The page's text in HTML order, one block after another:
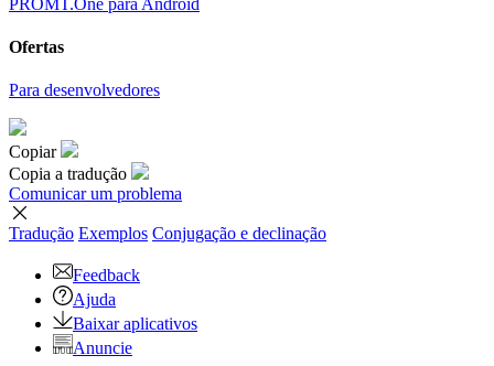
Ofertas
Para desenvolvedores
Copiar
Copia a tradução
Comunicar um problema
Tradução Exemplos Conjugação e declinação
Feedback
Ajuda
Baixar aplicativos
Anuncie